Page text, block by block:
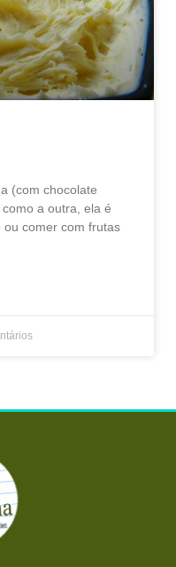
(com chocolate
a outra, ela é
comer com frutas